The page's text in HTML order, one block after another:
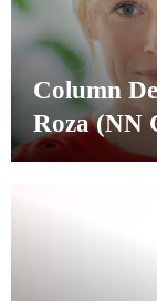
Column
Roza (NN